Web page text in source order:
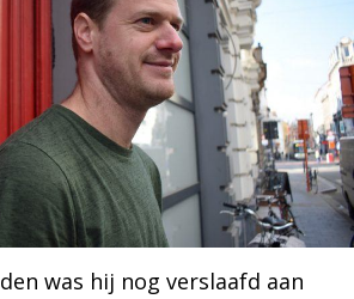
was hij nog verslaafd aan